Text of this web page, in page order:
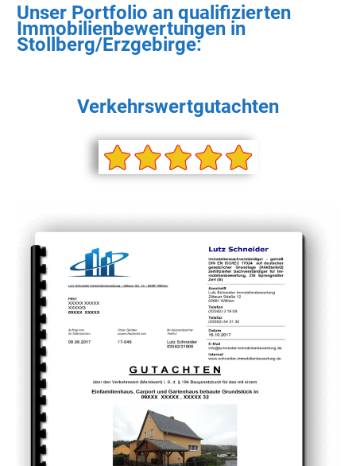
Unser Portfolio an qualifizierten
Immobilienbewertungen in
Stollberg/Erzgebirge:
Verkehrswertgutachten